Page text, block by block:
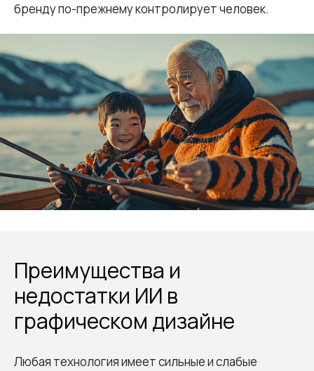
бренду по-прежнему контролирует человек.
Преимущества и
недостатки ИИ в
графическом дизайне
Любая технология имеет сильные и слабые